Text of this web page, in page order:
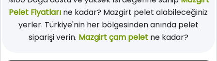
Pelet Fiyatları ne kadar? Mazgirt pelet alabileceğiniz
yerler. Türkiye'nin her bölgesinden anında pelet
siparişi verin. Mazgirt çam peletne kadar?